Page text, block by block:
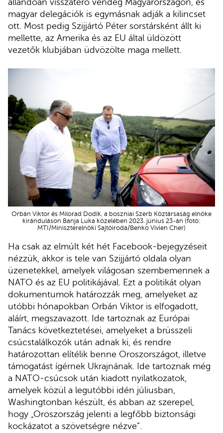
magyar delegációk is egymásnak adják a kilincset
ott. Most pedig Szijjártó Péter sorstársként állt ki
mellette, az Amerika és az EU által üldözött
vezetők klubjában üdvözölte maga mellett.
Orbán Viktor és Milorad Dodik, a boszniai Szerb Köztársaság elnöke
kiránduláson Banja Luka közelében 2023. június 23-án (fotó:
MTI/Miniszterelnöki Sajtóiroda/Benko Vivien Cher)
Ha csak az elmúlt két hét Facebook-bejegyzéseit
nézzük, akkor is tele van Szijjártó oldala olyan
üzenetekkel, amelyek világosan szembemennek a
NATO és az EU politikájával. Ezt a politikát olyan
dokumentumok határozzák meg, amelyeket az
utóbbi hónapokban Orbán Viktor is elfogadott,
aláírt, megszavazott. Ide tartoznak az Európai
Tanács következtetései, amelyeket a brüsszeli
csúcstalálkozók után adnak ki, és rendre
határozottan elítélik benne Oroszországot, illetve
támogatást ígérnek Ukrajnának. Ide tartoznak még
a NATO-csúcsok után kiadott nyilatkozatok,
amelyek közül a legutóbbi idén júliusban,
Washingtonban készült, és abban az szerepel,
hogy „Oroszország jelenti a legfőbb biztonsági
kockázatot a szövetségre nézve”.